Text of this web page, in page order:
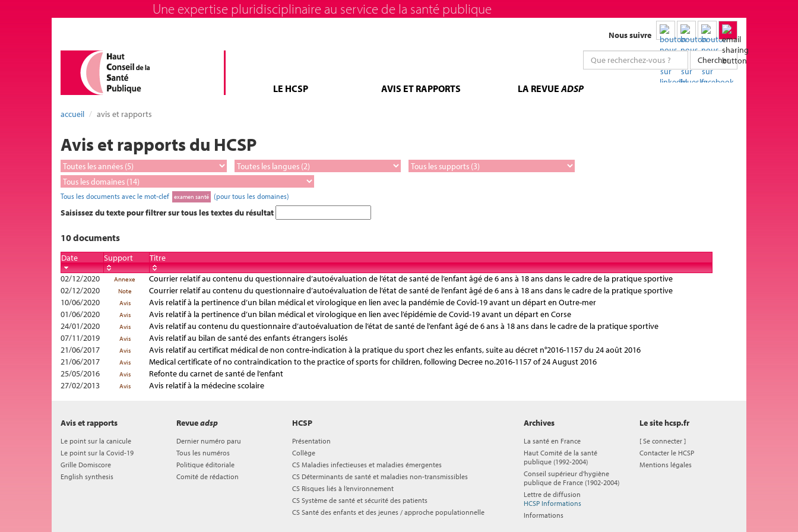
Une expertise pluridisciplinaire au service de la santé publique
Nous suivre
Chercher
LE HCSP AVIS ET RAPPORTS LA REVUEADSP
accueil avis et rapports
Avis et rapports du HCSP
Tous les documents avec le mot-clef examen santé (pour tous les domaines)
Saisissez du texte pour filtrer sur tous les textes du résultat
10 documents
Date Support
Titre
02/12/2020
Annexe
Courrier relatif au contenu du questionnaire d’autoévaluation de l’état de santé de l’enfant âgé de 6 ans à 18 ans dans le cadre de la pratique sportive
02/12/2020
Note
Courrier relatif au contenu du questionnaire d’autoévaluation de l’état de santé de l’enfant âgé de 6 ans à 18 ans dans le cadre de la pratique sportive
10/06/2020
Avis
Avis relatif à la pertinence d’un bilan médical et virologique en lien avec la pandémie de Covid-19 avant un départ en Outre-mer
01/06/2020
Avis
Avis relatif à la pertinence d’un bilan médical et virologique en lien avec l’épidémie de Covid-19 avant un départ en Corse
24/01/2020
Avis
Avis relatif au contenu du questionnaire d’autoévaluation de l’état de santé de l’enfant âgé de 6 ans à 18 ans dans le cadre de la pratique sportive
07/11/2019
Avis
Avis relatif au bilan de santé des enfants étrangers isolés
21/06/2017
Avis
Avis relatif au certificat médical de non contre-indication à la pratique du sport chez les enfants, suite au décret n°2016-1157 du 24 août 2016
21/06/2017
Avis
Medical certificate of no contraindication to the practice of sports for children, following Decree no.2016-1157 of 24 August 2016
25/05/2016
Avis
Refonte du carnet de santé de l’enfant
27/02/2013
Avis Avis relatif à la médecine scolaire
HCSP
Présentation
Collège
CS Maladies infectieuses et maladies émergentes
CS Déterminants de santé et maladies non-transmissibles
CS Risques liés à l’environnement
CS Système de santé et sécurité des patients
CS Santé des enfants et des jeunes / approche populationnelle
Avis et rapports
Le point sur la canicule
Le point sur la Covid-19
Grille Domiscore
English synthesis
Revueadsp
Dernier numéro paru
Tous les numéros
Politique éditoriale
Comité de rédaction
Archives
La santé en France
Haut Comité de la santé
publique (1992-2004)
Conseil supérieur d'hygiène
publique de France (1902-2004)
Lettre de diffusion
HCSP Informations
Informations
Le site hcsp.fr
[Se connecter ]
Contacter le HCSP
Mentions légales